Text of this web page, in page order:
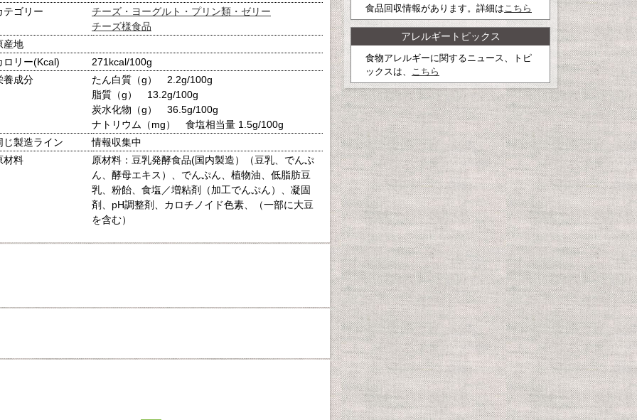
テゴリー
チーズ・ヨーグルト・プリン類・ゼリー
チーズ様食品
産地
ロリー(Kcal)
271kcal/100g
養成分
たん白質（g） 2.2g/100g
脂質（g） 13.2g/100g
炭水化物（g） 36.5g/100g
ナトリウム（mg） 食塩相当量 1.5g/100g
じ製造ライン
情報収集中
材料
原材料：豆乳発酵食品(国内製造）（豆乳、でんぷ
ん、酵母エキス）、でんぷん、植物油、低脂肪豆
乳、粉飴、食塩／増粘剤（加工でんぷん）、凝固
剤、pH調整剤、カロチノイド色素、（一部に大豆
を含む）
食品回収情報があります。詳細は こちら
アレルギートピックス
食物アレルギーに関するニュース、トピ
ックスは、
こちら